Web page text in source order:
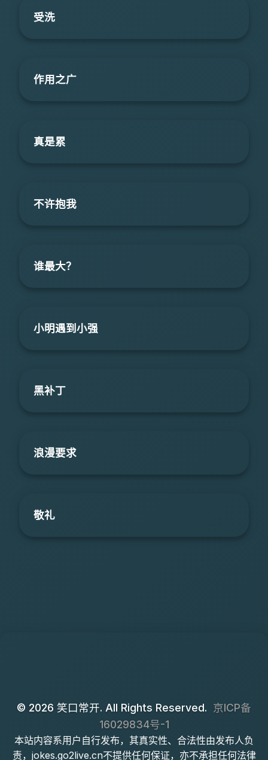
受洗
作用之广
真是累
不许抱我
谁最大？
小明遇到小强
黑补丁
浪漫要求
敬礼
© 2026 笑口常开. All Rights Reserved. 京ICP备
16029834号-1
本站内容系用户自行发布，其真实性、合法性由发布人负
责，jokes.go2live.cn不提供任何保证，亦不承担任何法律